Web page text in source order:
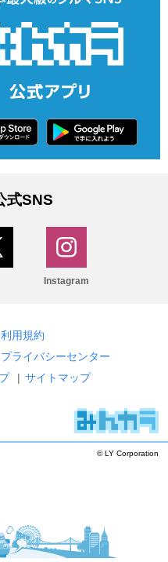
式SNS
Instagram
利用規約
プライバシーセンター
| サイトマップ
© LY Corporation